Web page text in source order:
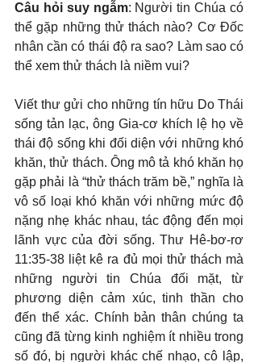
Câu hỏi suy ngẫm: Người tin Chúa có
thể gặp những thử thách nào? Cơ Đốc
nhân cần có thái độ ra sao? Làm sao có
thể xem thử thách là niềm vui?
Viết thư gửi cho những tín hữu Do Thái
sống tản lạc, ông Gia-cơ khích lệ họ về
thái độ sống khi đối diện với những khó
khăn, thử thách. Ông mô tả khó khăn họ
gặp phải là “thử thách trăm bề,” nghĩa là
vô số loại khó khăn với những mức độ
nặng nhẹ khác nhau, tác động đến mọi
lãnh vực của đời sống. Thư Hê-bơ-rơ
11:35-38 liệt kê ra đủ mọi thử thách mà
những người tin Chúa đối mặt, từ
phương diện cảm xúc, tinh thần cho
đến thể xác. Chính bản thân chúng ta
cũng đã từng kinh nghiệm ít nhiều trong
số đó, bị người khác chế nhạo, cô lập,